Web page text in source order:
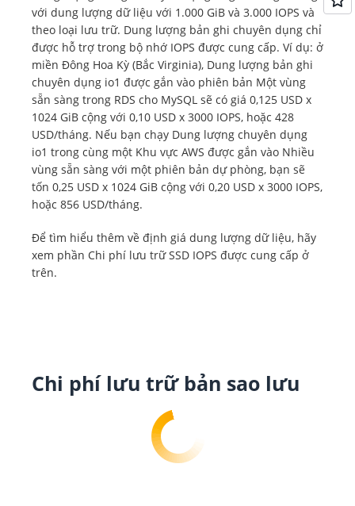
Triển khai nhiều vùng sẵn
sàng
với dung lượng dữ liệu với 1.000 GiB và 3.000 IOPS và
theo loại lưu trữ. Dung lượng bản ghi chuyên dụng chỉ
được hỗ trợ trong bộ nhớ IOPS được cung cấp. Ví dụ: ở
miền Đông Hoa Kỳ (Bắc Virginia), Dung lượng bản ghi
chuyên dụng io1 được gắn vào phiên bản Một vùng
sẵn sàng trong RDS cho MySQL sẽ có giá 0,125 USD x
1024 GiB cộng với 0,10 USD x 3000 IOPS, hoặc 428
USD/tháng. Nếu bạn chạy Dung lượng chuyên dụng
io1 trong cùng một Khu vực AWS được gắn vào Nhiều
vùng sẵn sàng với một phiên bản dự phòng, bạn sẽ
tốn 0,25 USD x 1024 GiB cộng với 0,20 USD x 3000 IOPS,
hoặc 856 USD/tháng.
Để tìm hiểu thêm về định giá dung lượng dữ liệu, hãy
xem phần Chi phí lưu trữ SSD IOPS được cung cấp ở
trên.
Chi phí lưu trữ bản sao lưu